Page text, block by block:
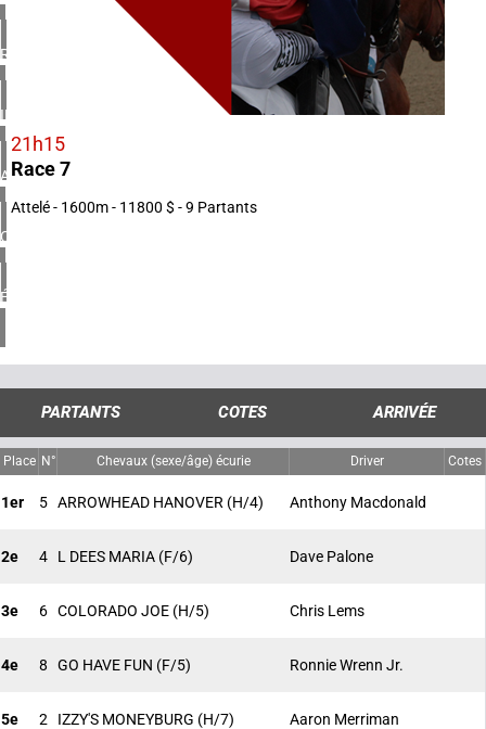
1 réunion(s)
ROYAUME-UNI
4 réunion(s)
IRLANDE
1 réunion(s)
ARGENTINE
1 réunion(s)
CHILI
1 réunion(s)
ÉTATS-UNIS
4 réunion(s)
21h15
Race 7
Attelé - 1600m - 11800 $ - 9 Partants
PARTANTS COTES ARRIVÉE
Place N° Chevaux (sexe/âge) écurie Driver Cotes
1er 5 ARROWHEAD HANOVER (H/4) Anthony Macdonald
2e 4 L DEES MARIA (F/6) Dave Palone
3e 6 COLORADO JOE (H/5) Chris Lems
4e 8 GO HAVE FUN (F/5) Ronnie Wrenn Jr.
5e 2 IZZY'S MONEYBURG (H/7) Aaron Merriman